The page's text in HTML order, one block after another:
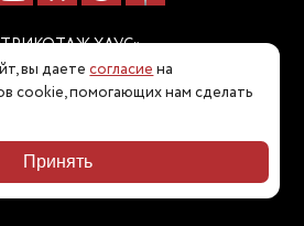
ХАУС»
телефон:
511 80 60
Карта сайта
вы даетесогласие на
cookie, помогающих нам сделать
Принять